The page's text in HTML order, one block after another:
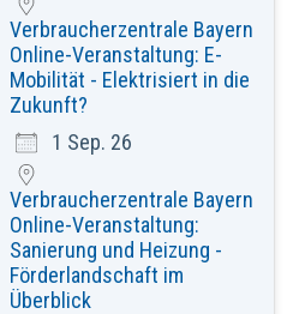
Verbraucherzentrale Bayern
Online-Veranstaltung: E-
Mobilität - Elektrisiert in die
Zukunft?
1 Sep. 26
Verbraucherzentrale Bayern
Online-Veranstaltung:
Sanierung und Heizung -
Förderlandschaft im
Überblick